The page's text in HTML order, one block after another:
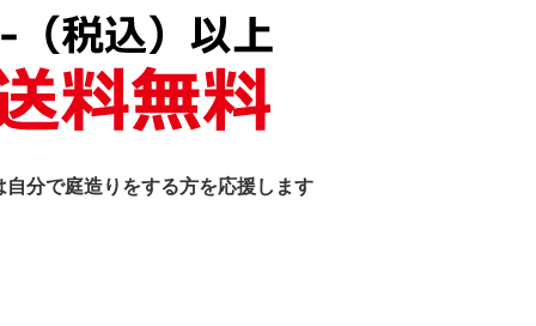
自分で庭造りをする方を応援します